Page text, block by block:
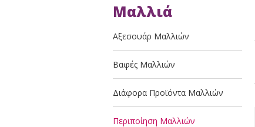
Μαλλιά
Αξεσουάρ Μαλλιών
Βαφές Μαλλιών
Διάφορα Προϊόντα Μαλλιών
Περιποίηση Μαλλιών